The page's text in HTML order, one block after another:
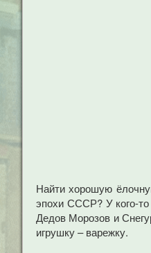
Найти хорошую
эпохи СССР? У кого-то
Дедов Морозов и
игрушку – варежку.